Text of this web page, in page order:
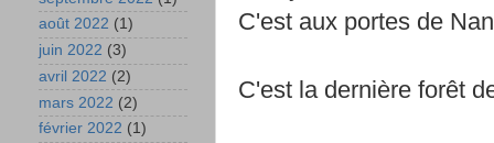
C'est aux portes de
C'est la dernière forêt
août 2022 (1)
juin 2022 (3)
avril 2022 (2)
mars 2022 (2)
février 2022 (1)